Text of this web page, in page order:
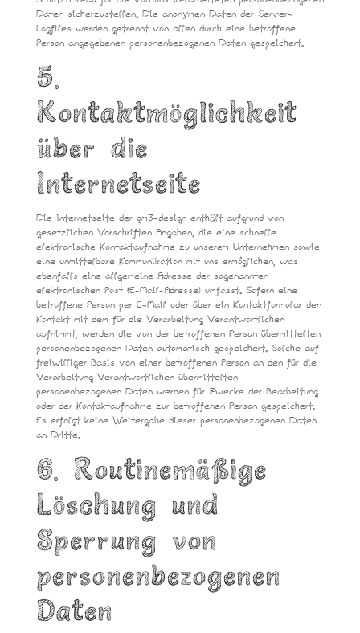
Daten sicherzustellen. Die anonymen Daten der Server-
Logfiles werden getrennt von allen durch eine betroffene
Person angegebenen personenbezogenen Daten gespeichert.
5.
Kontaktmöglichkeit
über die
Internetseite
Die Internetseite der gm3-design enthält aufgrund von
gesetzlichen Vorschriften Angaben, die eine schnelle
elektronische Kontaktaufnahme zu unserem Unternehmen sowie
eine unmittelbare Kommunikation mit uns ermöglichen, was
ebenfalls eine allgemeine Adresse der sogenannten
elektronischen Post (E-Mail-Adresse) umfasst. Sofern eine
betroffene Person per E-Mail oder über ein Kontaktformular den
Kontakt mit dem für die Verarbeitung Verantwortlichen
aufnimmt, werden die von der betroffenen Person übermittelten
personenbezogenen Daten automatisch gespeichert. Solche auf
freiwilliger Basis von einer betroffenen Person an den für die
Verarbeitung Verantwortlichen übermittelten
personenbezogenen Daten werden für Zwecke der Bearbeitung
oder der Kontaktaufnahme zur betroffenen Person gespeichert.
Es erfolgt keine Weitergabe dieser personenbezogenen Daten
an Dritte.
6. Routinemäßige
Löschung und
Sperrung von
personenbezogenen
Daten